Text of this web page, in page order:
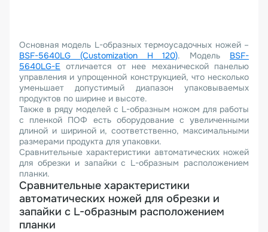
Основная модель L-образных термоусадочных ножей –
BSF-5640LG (Customization H 120). Модель BSF-
5640LG-E отличается от нее механической панелью
управления и упрощенной конструкцией, что несколько
уменьшает допустимый диапазон упаковываемых
продуктов по ширине и высоте.
Также в ряду моделей с L-образным ножом для работы
с пленкой ПОФ есть оборудование с увеличенными
длиной и шириной и, соответственно, максимальными
размерами продукта для упаковки.
Сравнительные характеристики автоматических ножей
для обрезки и запайки с L-образным расположением
планки.
Сравнительные характеристики
автоматических ножей для обрезки и
запайки с L-образным расположением
планки